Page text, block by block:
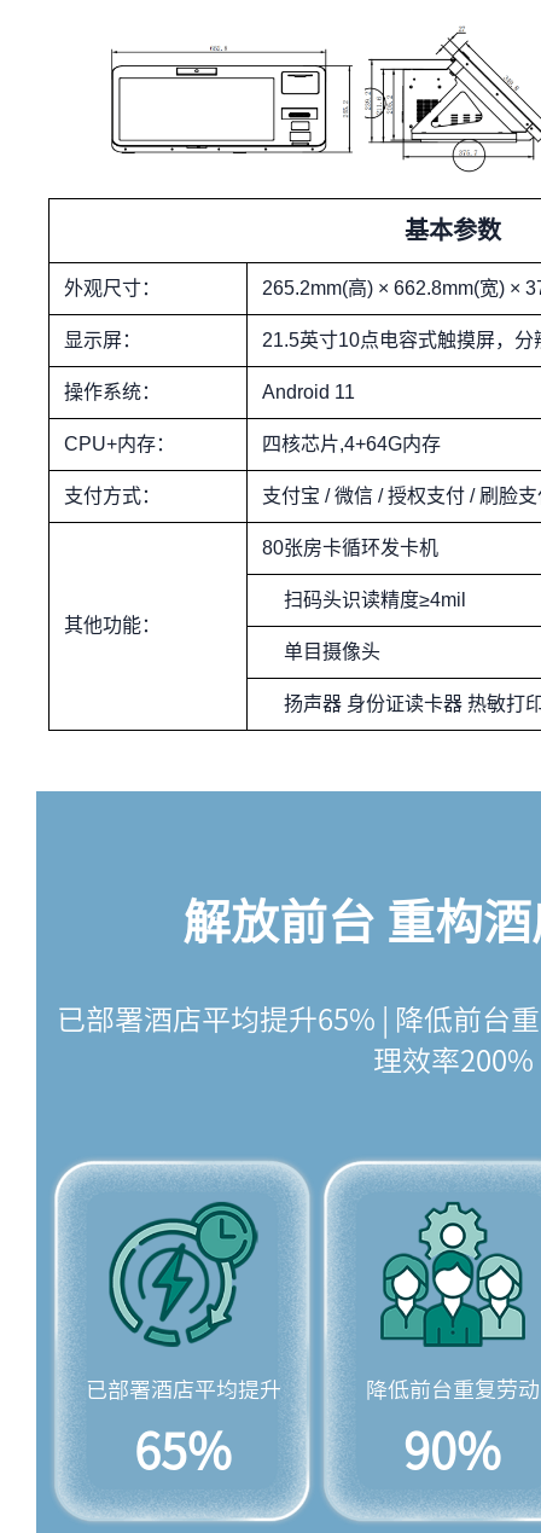
基本参数
外观尺寸： 265.2mm(高) × 662.8mm(宽) ×
显示屏： 21.5英寸10点电容式触摸屏，分
操作系统： Android 11
CPU+内存： 四核芯片,4+64G内存
支付方式： 支付宝 / 微信 / 授权支付 / 刷脸
其他功能：
80张房卡循环发卡机
扫码头识读精度≥4mil
单目摄像头
扬声器 身份证读卡器 热敏打
解放前台 重构
已部署酒店平均提升65% | 降低前台
理效率200%
已部署酒店平均提升
65%
降低前台重复劳动
90%